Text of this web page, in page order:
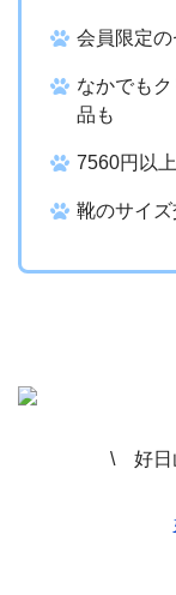
会員限定
なかでも
品も
7560円以
靴のサイ
\ 好日